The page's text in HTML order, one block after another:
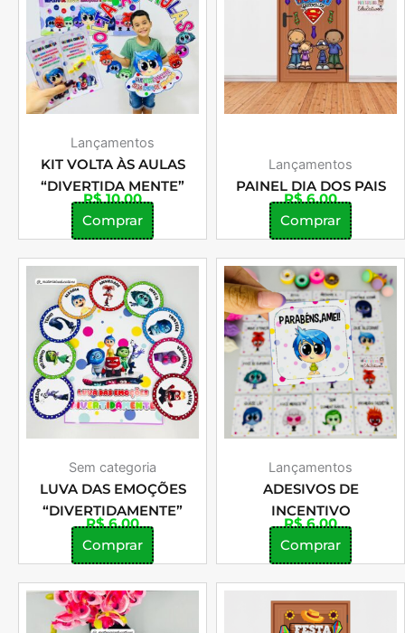
Lançamentos
KIT VOLTA ÀS AULAS
“DIVERTIDA MENTE”
R$10,00
Comprar
Lançamentos
PAINEL DIA DOS PAIS
R$6,00
Comprar
Sem categoria
LUVA DAS EMOÇÕES
“DIVERTIDAMENTE”
R$6,00
Comprar
Lançamentos
ADESIVOS DE
INCENTIVO
R$6,00
Comprar